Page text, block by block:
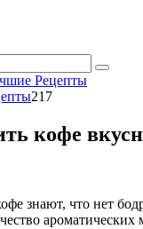
Рецепты
217
кофе
знают, что нет